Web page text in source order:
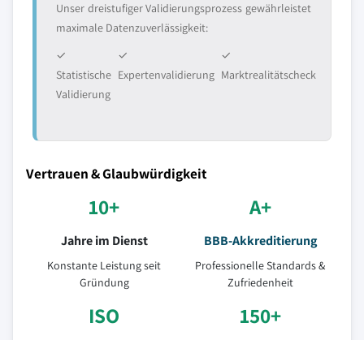
Unser dreistufiger Validierungsprozess gewährleistet
maximale Datenzuverlässigkeit:
✓
Statistische
Validierung
✓
Expertenvalidierung
✓
Marktrealitätscheck
Vertrauen & Glaubwürdigkeit
10+
Jahre im Dienst
Konstante Leistung seit
Gründung
A+
BBB-Akkreditierung
Professionelle Standards &
Zufriedenheit
ISO 150+